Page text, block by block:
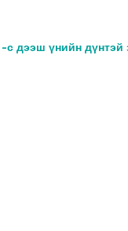
-с дээш үнийн дүнтэй